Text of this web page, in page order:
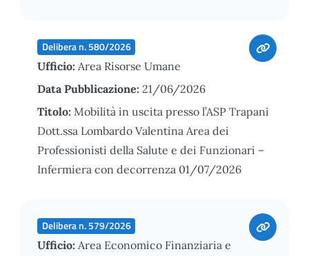
Delibera n. 580/2026
Ufficio: Area Risorse Umane
Data Pubblicazione: 21/06/2026
Titolo: Mobilità in uscita presso l’ASP Trapani
Dott.ssa Lombardo Valentina Area dei
Professionisti della Salute e dei Funzionari –
Infermiera con decorrenza 01/07/2026
Delibera n. 579/2026
Ufficio: Area Economico Finanziaria e